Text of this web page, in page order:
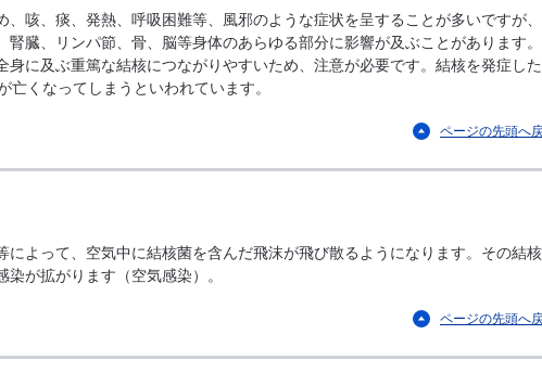
、咳、痰、発熱、呼吸困難等、風邪のような症状を呈することが多いですが
腎臓、リンパ節、骨、脳等身体のあらゆる部分に影響が及ぶことがあります
身に及ぶ重篤な結核につながりやすいため、注意が必要です。結核を発症し
くなってしまうといわれています。
ページの先頭へ
によって、空気中に結核菌を含んだ飛沫が飛び散るようになります。その結
が拡がります（空気感染）。
ページの先頭へ